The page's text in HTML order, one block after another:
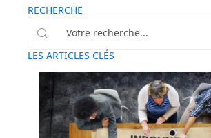
RECHERCHE
LES ARTICLES CLÉS